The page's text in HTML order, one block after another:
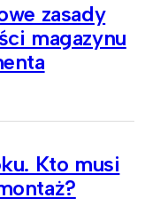
zasady
magazynu
Kto musi